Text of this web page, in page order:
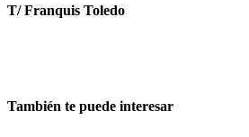
T/ Franquis Toledo
También te puede interesar